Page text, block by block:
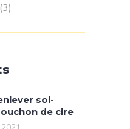
(3)
soi-
de cire